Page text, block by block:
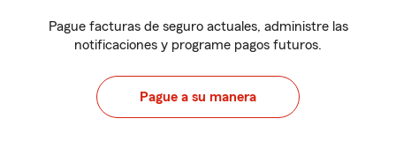
Pague facturas de seguro actuales, administre las
notificaciones y programe pagos futuros.
Pague a su manera